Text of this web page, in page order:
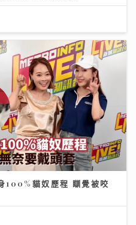
100%貓奴歷程 瞓覺被咬